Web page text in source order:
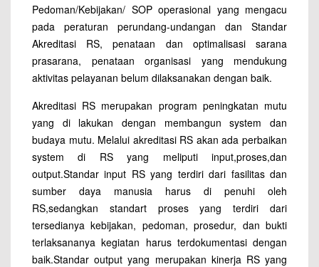
Pedoman/Kebijakan/ SOP operasional yang mengacu
pada peraturan perundang-undangan dan Standar
Akreditasi RS, penataan dan optimalisasi sarana
prasarana, penataan organisasi yang mendukung
aktivitas pelayanan belum dilaksanakan dengan baik.
Akreditasi RS merupakan program peningkatan mutu
yang di lakukan dengan membangun system dan
budaya mutu. Melalui akreditasi RS akan ada perbaikan
system di RS yang meliputi input,proses,dan
output.Standar input RS yang terdiri dari fasilitas dan
sumber daya manusia harus di penuhi oleh
RS,sedangkan standart proses yang terdiri dari
tersedianya kebijakan, pedoman, prosedur, dan bukti
terlaksananya kegiatan harus terdokumentasi dengan
baik.Standar output yang merupakan kinerja RS yang